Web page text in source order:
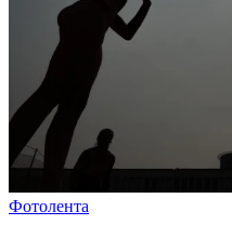
Фотолента